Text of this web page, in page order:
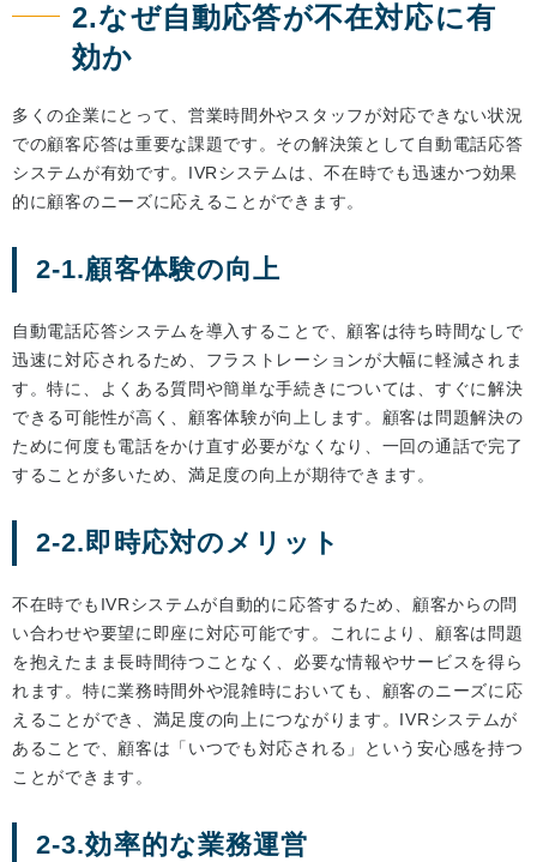
2.なぜ自動応答が不在対応に有
効か
多くの企業にとって、営業時間外やスタッフが対応できない状況
での顧客応答は重要な課題です。その解決策として自動電話応答
システムが有効です。IVRシステムは、不在時でも迅速かつ効果
的に顧客のニーズに応えることができます。
2-1.顧客体験の向上
自動電話応答システムを導入することで、顧客は待ち時間なしで
迅速に対応されるため、フラストレーションが大幅に軽減されま
す。特に、よくある質問や簡単な手続きについては、すぐに解決
できる可能性が高く、顧客体験が向上します。顧客は問題解決の
ために何度も電話をかけ直す必要がなくなり、一回の通話で完了
することが多いため、満足度の向上が期待できます。
2-2.即時応対のメリット
不在時でもIVRシステムが自動的に応答するため、顧客からの問
い合わせや要望に即座に対応可能です。これにより、顧客は問題
を抱えたまま長時間待つことなく、必要な情報やサービスを得ら
れます。特に業務時間外や混雑時においても、顧客のニーズに応
えることができ、満足度の向上につながります。IVRシステムが
あることで、顧客は「いつでも対応される」という安心感を持つ
ことができます。
2-3.効率的な業務運営